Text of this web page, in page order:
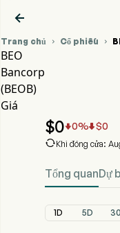

Trang chủ  Cổ phiếu 
BEO
Bancorp
(BEOB)
Giá
$00% $0
Khi đóng cửa:
Tổng quanDự
1D 5D